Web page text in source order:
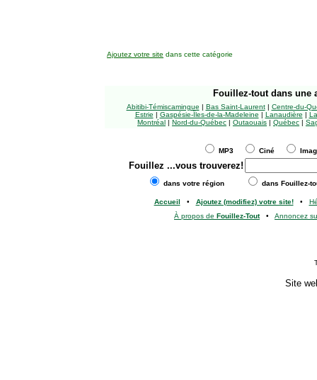
Ajoutez votre site dans cette catégorie
Fouillez-tout dans une
Abitibi-Témiscamingue | Bas Saint-Laurent| Centre-du-
Estrie | Gaspésie-Îles-de-la-Madeleine | Lanaudière |
Montréal | Nord-du-Québec | Outaouais | Québec |
MP3 Ciné
Fouillez ...vous trouverez!
dans votre région dans Fouillez-
Accueil • Ajoutez (modifiez) votre site!•
À propos de Fouillez-Tout• Annoncez
Site